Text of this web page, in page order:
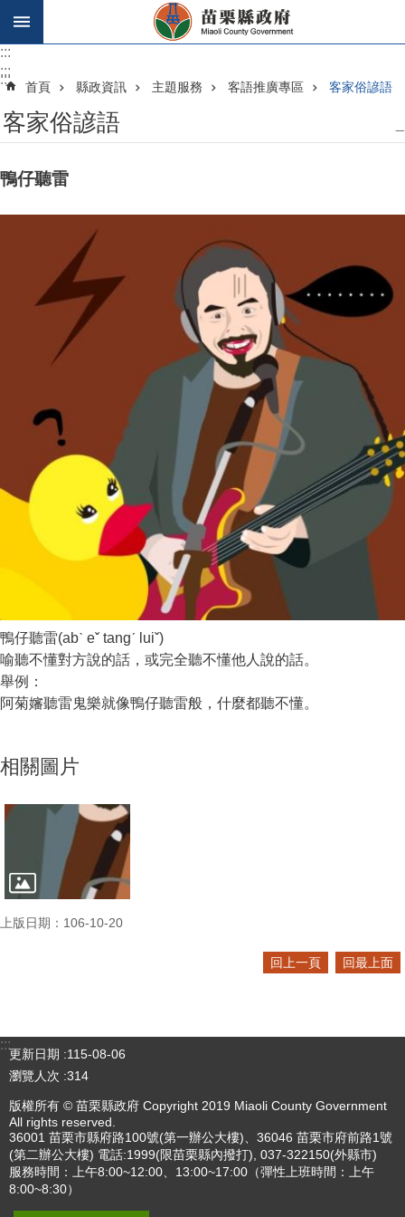
跳到主要內容區塊
:::
:::
::: 首頁 縣政資訊 主題服務 客語推廣專區 客家俗諺語
客家俗諺語
鴨仔聽雷
鴨仔聽雷(abˋ eˇ tangˊ luiˇ)
喻聽不懂對方說的話，或完全聽不懂他人說的話。
舉例：
阿菊嬸聽雷鬼樂就像鴨仔聽雷般，什麼都聽不懂。
相關圖片
上版日期：106-10-20
回上一頁 回最上面
:::
更新日期
115-08-06
瀏覽人次 314
版權所有 © 苗栗縣政府 Copyright 2019 Miaoli County Government
All rights reserved.
36001 苗栗市縣府路100號(第一辦公大樓)、36046 苗栗市府前路1號
(第二辦公大樓) 電話:1999(限苗栗縣內撥打), 037-322150(外縣市)
服務時間：上午8:00~12:00、13:00~17:00（彈性上班時間：上午
8:00~8:30）